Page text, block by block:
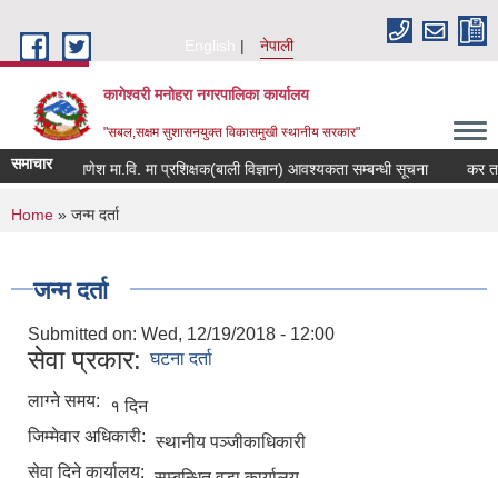
English
नेपाली
कागेश्वरी मनोहरा नगरपालिका कार्यालय
"सबल,सक्षम सुशासनयुक्त विकासमुखी स्थानीय सरकार"
समाचार
सिद्दि गणेश मा.वि. मा प्रशिक्षक(बाली विज्ञान) आवश्यकता सम्बन्धी सूचना कर तथा
You are here
Home » जन्म दर्ता
जन्म दर्ता
Submitted on: Wed, 12/19/2018 - 12:00
सेवा प्रकार: घटना दर्ता
लाग्ने समय:
१ दिन
जिम्मेवार अधिकारी: स्थानीय पञ्जीकाधिकारी
सेवा दिने कार्यालय: